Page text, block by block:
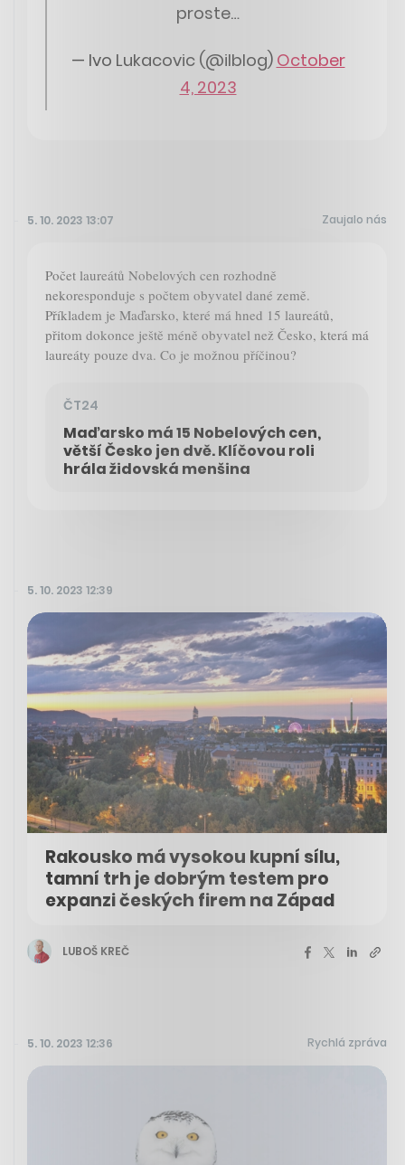
proste…
— Ivo Lukacovic (@ilblog) October
4, 2023
5. 10. 2023 13:07 Zaujalo nás
Počet laureátů Nobelových cen rozhodně
nekoresponduje s počtem obyvatel dané země.
Příkladem je Maďarsko, které má hned 15 laureátů,
přitom dokonce ještě méně obyvatel než Česko, která má
laureáty pouze dva. Co je možnou příčinou?
ČT24
Maďarsko má 15 Nobelových cen,
větší Česko jen dvě. Klíčovou roli
hrála židovská menšina
5. 10. 2023 12:39
Rakousko má vysokou kupní sílu,
tamní trh je dobrým testem pro
expanzi českých firem na Západ
LUBOŠ KREČ
5. 10. 2023 12:36 Rychlá zpráva